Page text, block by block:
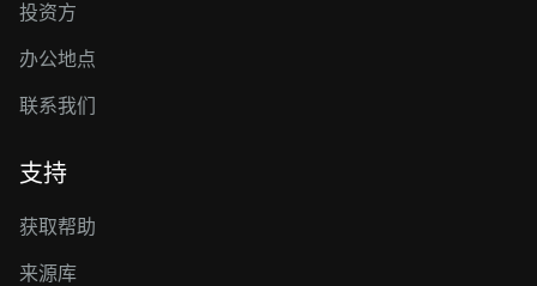
投资方
办公地点
联系我们
支持
获取帮助
来源库